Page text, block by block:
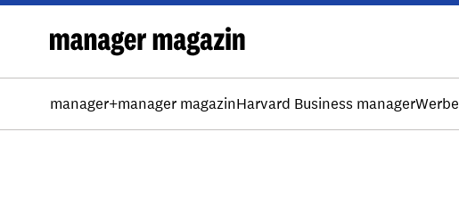
manager+manager magazinHarvard Business manager